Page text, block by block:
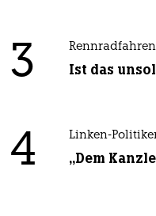
3 Ist das
4 Linken-
„Dem